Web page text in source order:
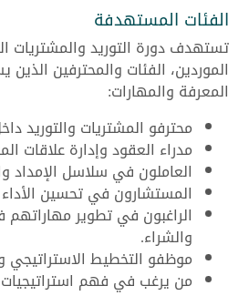
الفئات المستهدفة
تستهدف دورة التوريد والمشتريات
الموردين، الفئات والمحترفين
المعرفة والمهارات:
محترفو المشتريات والتوريد
مدراء العقود وإدارة علاقات
العاملون في سلاسل الإمداد
المستشارون في تحسين
الراغبون في تطوير
والشراء.
موظفو التخطيط الاستراتيجي
من يرغب في فهم استراتيجيات